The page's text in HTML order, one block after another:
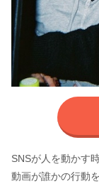
SNSが人を動かす
動画が誰かの行動